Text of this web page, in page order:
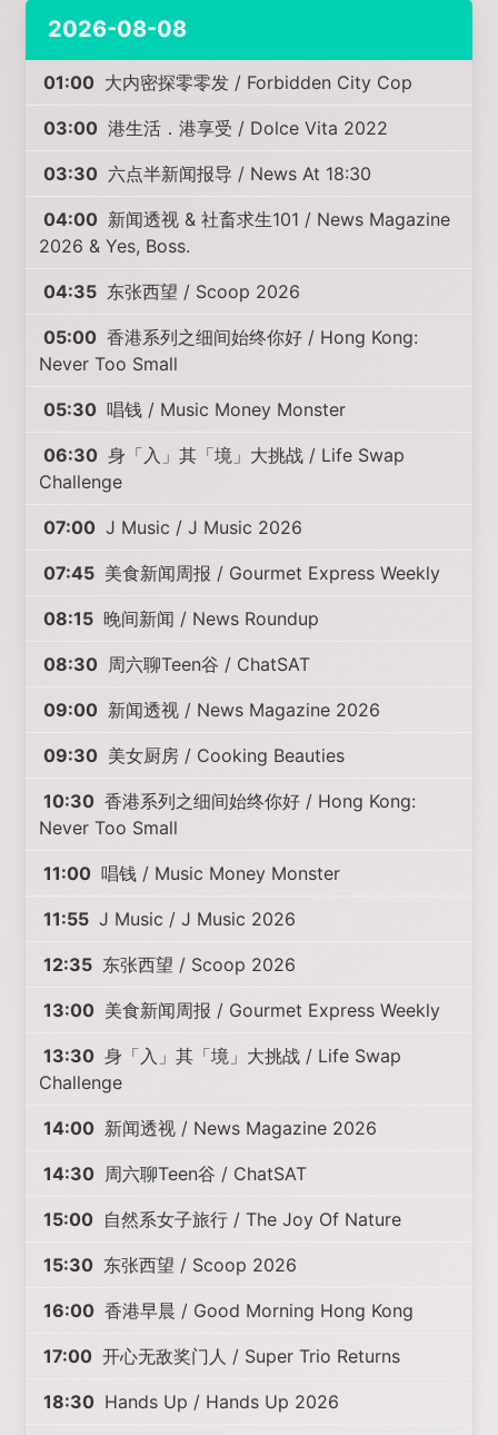
2026-08-08
01:00 大内密探零零发 / Forbidden City Cop
03:00 港生活．港享受 / Dolce Vita 2022
03:30 六点半新闻报导 / News At 18:30
04:00 新闻透视 & 社畜求生101 / News Magazine
2026 & Yes, Boss.
04:35 东张西望 / Scoop 2026
05:00 香港系列之细间始终你好 / Hong Kong:
Never Too Small
05:30 唱钱 / Music Money Monster
06:30 身「入」其「境」大挑战 / Life Swap
Challenge
07:00 J Music / J Music 2026
07:45 美食新闻周报 / Gourmet Express Weekly
08:15 晚间新闻 / News Roundup
08:30 周六聊Teen谷 / ChatSAT
09:00 新闻透视 / News Magazine 2026
09:30 美女厨房 / Cooking Beauties
10:30 香港系列之细间始终你好 / Hong Kong:
Never Too Small
11:00 唱钱 / Music Money Monster
11:55 J Music / J Music 2026
12:35 东张西望 / Scoop 2026
13:00 美食新闻周报 / Gourmet Express Weekly
13:30 身「入」其「境」大挑战 / Life Swap
Challenge
14:00 新闻透视 / News Magazine 2026
14:30 周六聊Teen谷 / ChatSAT
15:00 自然系女子旅行 / The Joy Of Nature
15:30 东张西望 / Scoop 2026
16:00 香港早晨 / Good Morning Hong Kong
17:00 开心无敌奖门人 / Super Trio Returns
18:30 Hands Up / Hands Up 2026